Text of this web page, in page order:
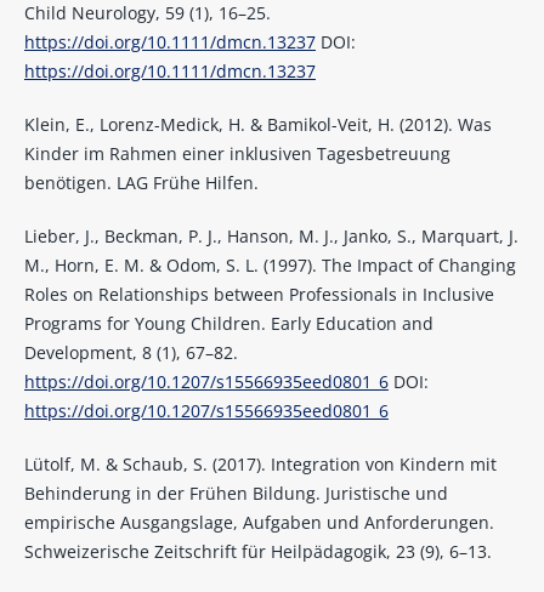
Child Neurology, 59 (1), 16–25.
https://doi.org/10.1111/dmcn.13237DOI:
https://doi.org/10.1111/dmcn.13237
Klein, E., Lorenz-Medick, H. & Bamikol-Veit, H. (2012). Was
Kinder im Rahmen einer inklusiven Tagesbetreuung
benötigen. LAG Frühe Hilfen.
Lieber, J., Beckman, P. J., Hanson, M. J., Janko, S., Marquart, J.
M., Horn, E. M. & Odom, S. L. (1997). The Impact of Changing
Roles on Relationships between Professionals in Inclusive
Programs for Young Children. Early Education and
Development, 8 (1), 67–82.
https://doi.org/10.1207/s15566935eed0801_6DOI:
https://doi.org/10.1207/s15566935eed0801_6
Lütolf, M. & Schaub, S. (2017). Integration von Kindern mit
Behinderung in der Frühen Bildung. Juristische und
empirische Ausgangslage, Aufgaben und Anforderungen.
Schweizerische Zeitschrift für Heilpädagogik, 23 (9), 6–13.